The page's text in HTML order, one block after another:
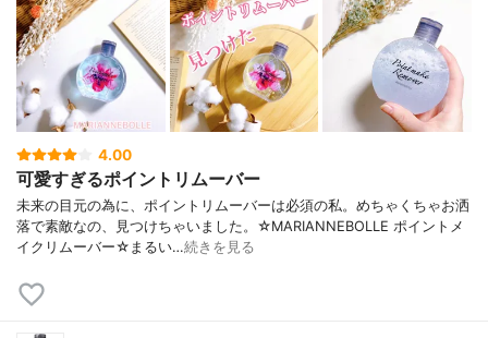
4.00
可愛すぎるポイントリムーバー
未来の目元の為に、ポイントリムーバーは必須の私。めちゃくちゃお洒
落で素敵なの、見つけちゃいました。☆MARIANNEBOLLE ポイントメ
イクリムーバー☆まるい…続きを見る